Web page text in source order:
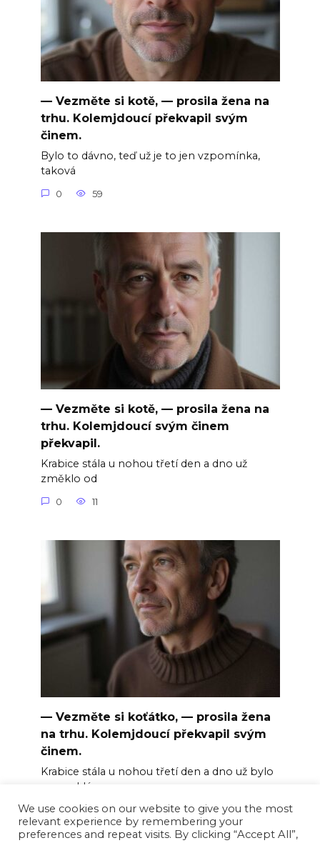
— Vezměte si kotě, — prosila žena na
trhu. Kolemjdoucí překvapil svým
činem.
Bylo to dávno, teď už je to jen vzpomínka,
taková
0 59
— Vezměte si kotě, — prosila žena na
trhu. Kolemjdoucí svým činem
překvapil.
Krabice stála u nohou třetí den a dno už
změklo od
0 11
— Vezměte si koťátko, — prosila žena
na trhu. Kolemjdoucí překvapil svým
činem.
Krabice stála u nohou třetí den a dno už bylo
rozmoklé
0 4
We use cookies on our website to give you the most
relevant experience by remembering your
preferences and repeat visits. By clicking “Accept All”,